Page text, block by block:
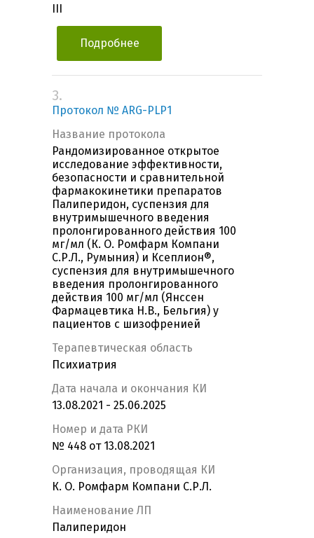
Подробнее
3.
Протокол № ARG-PLP1
Название протокола
Рандомизированное открытое
исследование эффективности,
безопасности и сравнительной
фармакокинетики препаратов
Палиперидон, суспензия для
внутримышечного введения
пролонгированного действия 100
мг/мл (К. О. Ромфарм Компани
С.Р.Л., Румыния) и Ксеплион®,
суспензия для внутримышечного
введения пролонгированного
действия 100 мг/мл (Янссен
Фармацевтика Н.В., Бельгия) у
пациентов с шизофренией
Терапевтическая область
Психиатрия
Дата начала и окончания КИ
13.08.2021 - 25.06.2025
Номер и дата РКИ
№ 448 от 13.08.2021
Организация, проводящая КИ
К. О. Ромфарм Компани С.Р.Л.
Наименование ЛП
Палиперидон